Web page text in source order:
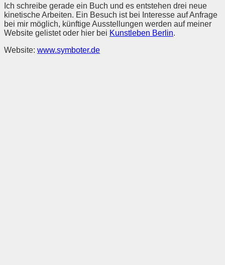
Ich schreibe gerade ein Buch und es entstehen drei neue
kinetische Arbeiten. Ein Besuch ist bei Interesse auf Anfrage
bei mir möglich, künftige Ausstellungen werden auf meiner
Website gelistet oder hier bei Kunstleben Berlin.
Website: www.symboter.de